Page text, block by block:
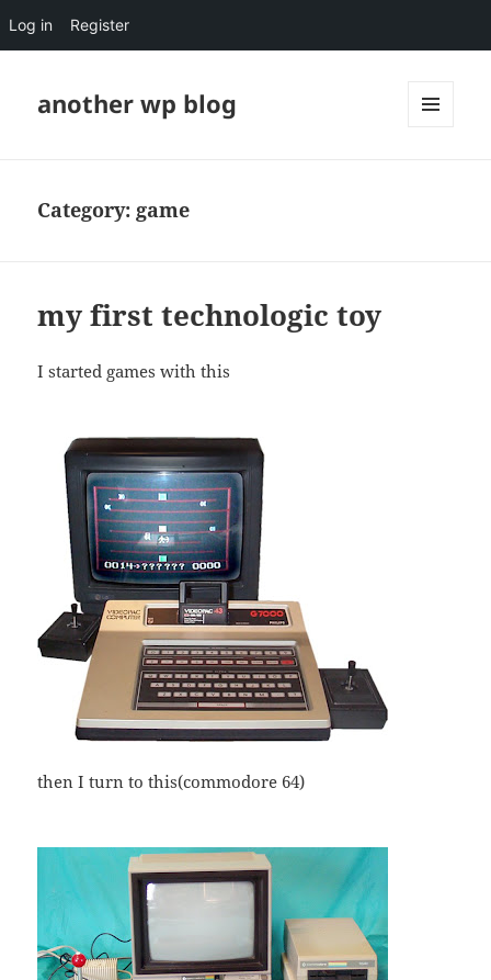
Log in Register
another wp blog
Category: game
my first technologic toy
I started games with this
then I turn to this(commodore 64)